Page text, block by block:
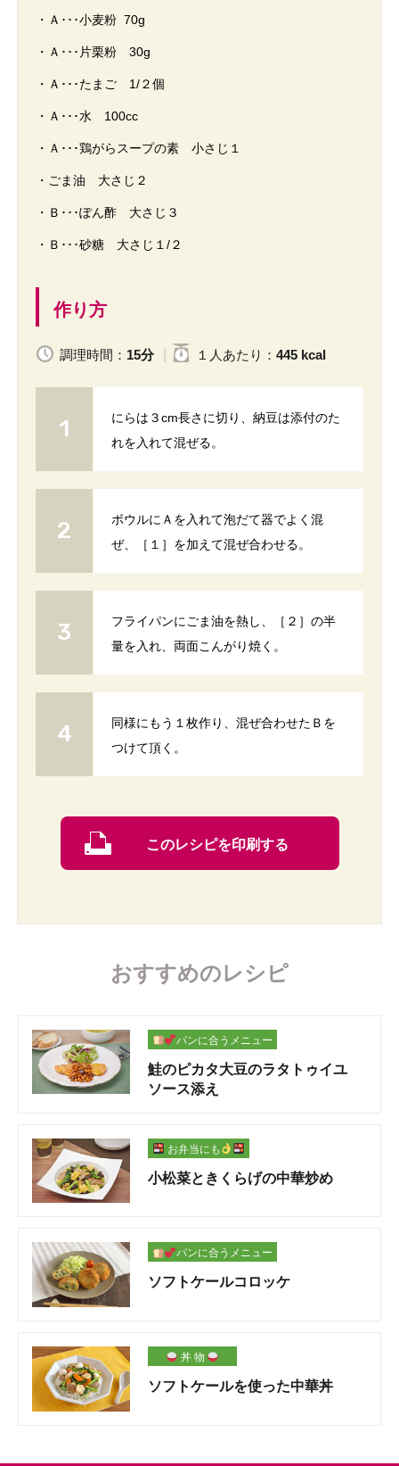
・Ａ･･･小麦粉 70g
・Ａ･･･片栗粉 30g
・Ａ･･･たまご 1/２個
・Ａ･･･水 100cc
・Ａ･･･鶏がらスープの素 小さじ１
・ごま油 大さじ２
・Ｂ･･･ぽん酢 大さじ３
・Ｂ･･･砂糖 大さじ１/２
作り方
調理時間： 15分 １人 あたり ： 445 kcal
にらは３cm長さに切り、納豆は添付のた
れを入れて混ぜる。
ボウルにＡを入れて泡だて器でよく混
ぜ、［１］を加えて混ぜ合わせる。
フライパンにごま油を熱し、［２］の半
量を入れ、両面こんがり焼く。
同様にもう１枚作り、混ぜ合わせたＢを
つけて頂く。
このレシピを印刷する
おすすめのレシピ
パンに合うメニュー
鮭のピカタ大豆のラタトゥイユ
ソース添え
お弁当にも
小松菜ときくらげの中華炒め
パンに合うメニュー
ソフトケールコロッケ
丼 物
ソフトケールを使った中華丼